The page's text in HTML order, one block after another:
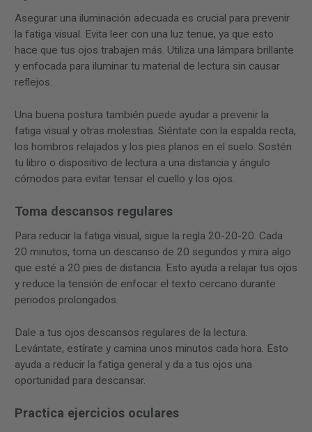
Asegurar una iluminación adecuada es crucial para prevenir
la fatiga visual. Evita leer con una luz tenue, ya que esto
hace que tus ojos trabajen más. Utiliza una lámpara brillante
y enfocada para iluminar tu material de lectura sin causar
reflejos.
Una buena postura también puede ayudar a prevenir la
fatiga visual y otras molestias. Siéntate con la espalda recta,
los hombros relajados y los pies planos en el suelo. Sostén
tu libro o dispositivo de lectura a una distancia y ángulo
cómodos para evitar tensar el cuello y los ojos.
Toma descansos regulares
Para reducir la fatiga visual, sigue la regla 20-20-20. Cada
20 minutos, toma un descanso de 20 segundos y mira algo
que esté a 20 pies de distancia. Esto ayuda a relajar tus ojos
y reduce la tensión de enfocar el texto cercano durante
periodos prolongados.
Dale a tus ojos descansos regulares de la lectura.
Levántate, estírate y camina unos minutos cada hora. Esto
ayuda a reducir la fatiga general y da a tus ojos una
oportunidad para descansar.
Practica ejercicios oculares